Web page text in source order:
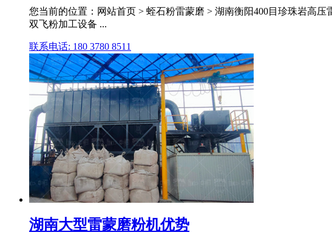
您当前的位置：网站首页 > 蛭石粉雷蒙磨 > 湖南衡阳400目珍珠岩高
双飞粉加工设备 ...
联系电话: 180 3780 8511
湖南大型雷蒙磨粉机优势